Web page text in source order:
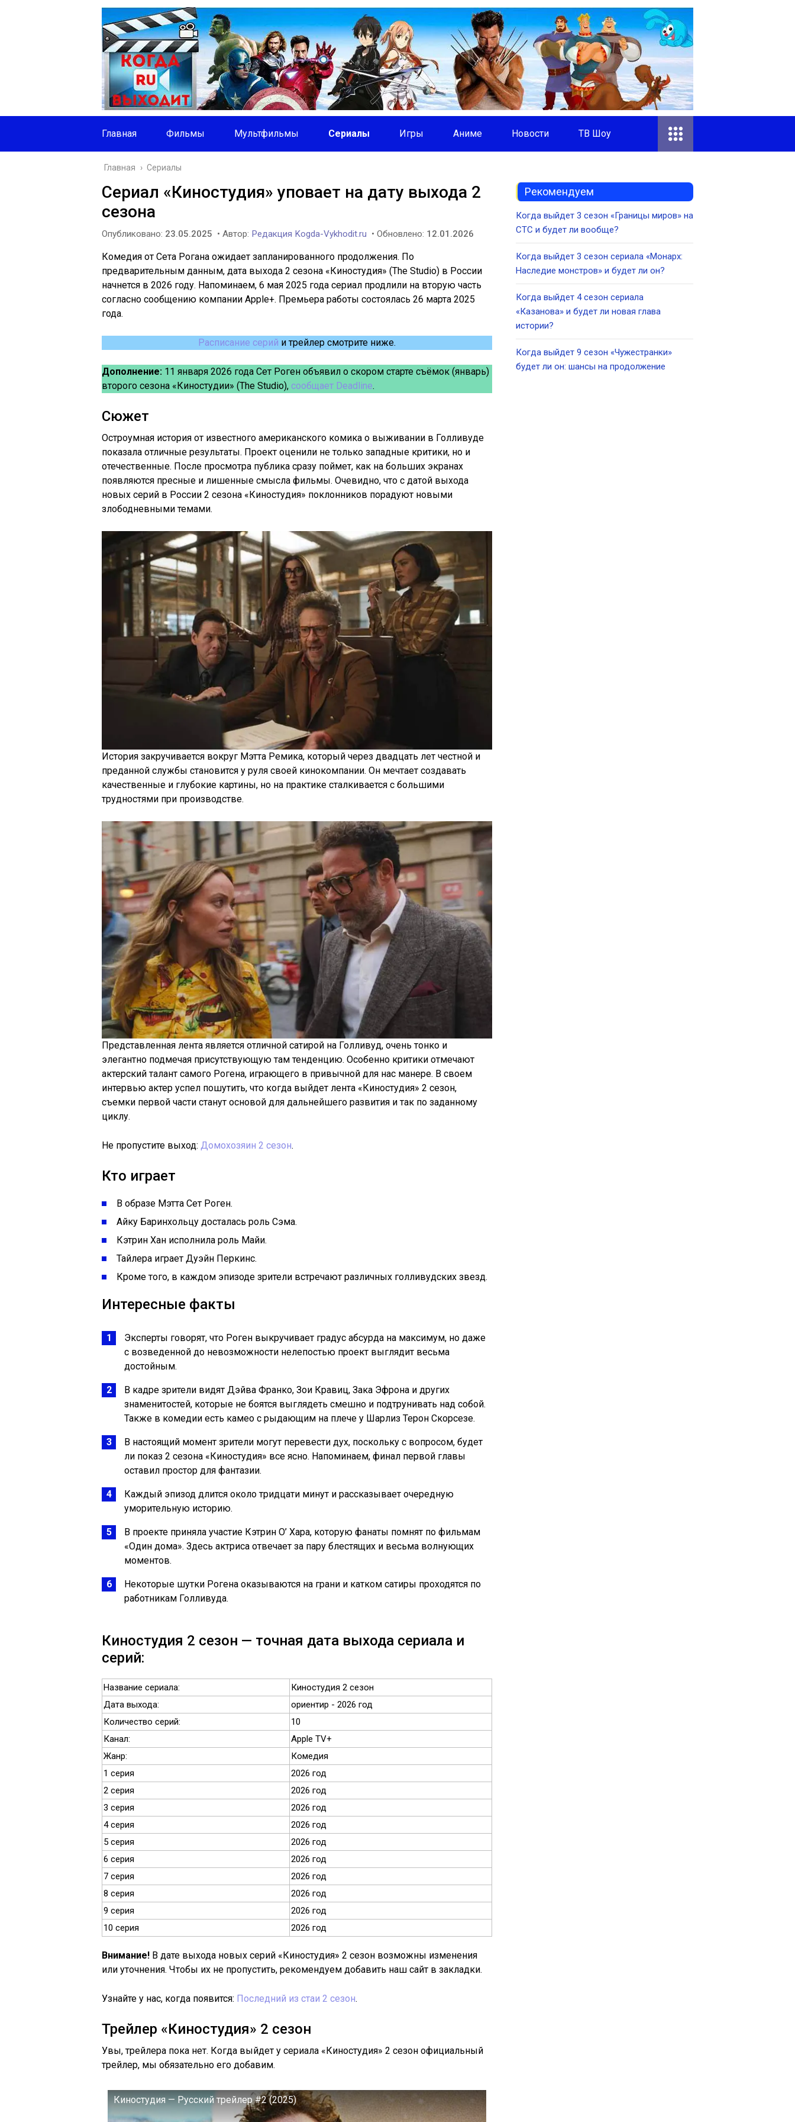
Главная Фильмы Мультфильмы Сериалы Игры Аниме Новости ТВ Шоу
Главная › Сериалы
Сериал «Киностудия» уповает на дату выхода 2
сезона
Опубликовано: 23.05.2025 • Автор: Редакция Kogda-Vykhodit.ru • Обновлено: 12.01.2026
Комедия от Сета Рогана ожидает запланированного продолжения. По
предварительным данным, дата выхода 2 сезона «Киностудия» (The Studio) в России
начнется в 2026 году. Напоминаем, 6 мая 2025 года сериал продлили на вторую часть
согласно сообщению компании Apple+. Премьера работы состоялась 26 марта 2025
года.
Расписание серий и трейлер смотрите ниже.
Дополнение: 11 января 2026 года Сет Роген объявил о скором старте съёмок (январь)
второго сезона «Киностудии» (The Studio), сообщает Deadline.
Сюжет
Остроумная история от известного американского комика о выживании в Голливуде
показала отличные результаты. Проект оценили не только западные критики, но и
отечественные. После просмотра публика сразу поймет, как на больших экранах
появляются пресные и лишенные смысла фильмы. Очевидно, что с датой выхода
новых серий в России 2 сезона «Киностудия» поклонников порадуют новыми
злободневными темами.
История закручивается вокруг Мэтта Ремика, который через двадцать лет честной и
преданной службы становится у руля своей кинокомпании. Он мечтает создавать
качественные и глубокие картины, но на практике сталкивается с большими
трудностями при производстве.
Представленная лента является отличной сатирой на Голливуд, очень тонко и
элегантно подмечая присутствующую там тенденцию. Особенно критики отмечают
актерский талант самого Рогена, играющего в привычной для нас манере. В своем
интервью актер успел пошутить, что когда выйдет лента «Киностудия» 2 сезон,
съемки первой части станут основой для дальнейшего развития и так по заданному
циклу.
Не пропустите выход: Домохозяин 2 сезон.
Кто играет
В образе Мэтта Сет Роген.
Айку Баринхольцу досталась роль Сэма.
Кэтрин Хан исполнила роль Майи.
Тайлера играет Дуэйн Перкинс.
Кроме того, в каждом эпизоде зрители встречают различных голливудских звезд.
Интересные факты
Эксперты говорят, что Роген выкручивает градус абсурда на максимум, но даже
с возведенной до невозможности нелепостью проект выглядит весьма
достойным.
В кадре зрители видят Дэйва Франко, Зои Кравиц, Зака Эфрона и других
знаменитостей, которые не боятся выглядеть смешно и подтрунивать над собой.
Также в комедии есть камео с рыдающим на плече у Шарлиз Терон Скорсезе.
В настоящий момент зрители могут перевести дух, поскольку с вопросом, будет
ли показ 2 сезона «Киностудия» все ясно. Напоминаем, финал первой главы
оставил простор для фантазии.
Каждый эпизод длится около тридцати минут и рассказывает очередную
уморительную историю.
В проекте приняла участие Кэтрин О’ Хара, которую фанаты помнят по фильмам
«Один дома». Здесь актриса отвечает за пару блестящих и весьма волнующих
моментов.
Некоторые шутки Рогена оказываются на грани и катком сатиры проходятся по
работникам Голливуда.
Киностудия 2 сезон — точная дата выхода сериала и
серий:
Название сериала:
Киностудия 2 сезон
Дата выхода:
ориентир - 2026 год
Количество серий:
10
Канал:
Apple TV+
Жанр:
Комедия
1 серия
2026 год
2 серия
2026 год
3 серия
2026 год
4 серия
2026 год
5 серия
2026 год
6 серия
2026 год
7 серия
2026 год
8 серия
2026 год
9 серия
2026 год
10 серия
2026 год
Внимание! В дате выхода новых серий «Киностудия» 2 сезон возможны изменения
или уточнения. Чтобы их не пропустить, рекомендуем добавить наш сайт в закладки.
Узнайте у нас, когда появится: Последний из стаи 2 сезон.
Трейлер «Киностудия» 2 сезон
Увы, трейлера пока нет. Когда выйдет у сериала «Киностудия» 2 сезон официальный
трейлер, мы обязательно его добавим.
Киностудия — Русский трейлер #2 (2025)
Рекомендуем
Когда выйдет 3 сезон «Границы миров» на
СТС и будет ли вообще?
Когда выйдет 3 сезон сериала «Монарх:
Наследие монстров» и будет ли он?
Когда выйдет 4 сезон сериала
«Казанова» и будет ли новая глава
истории?
Когда выйдет 9 сезон «Чужестранки»
будет ли он: шансы на продолжение